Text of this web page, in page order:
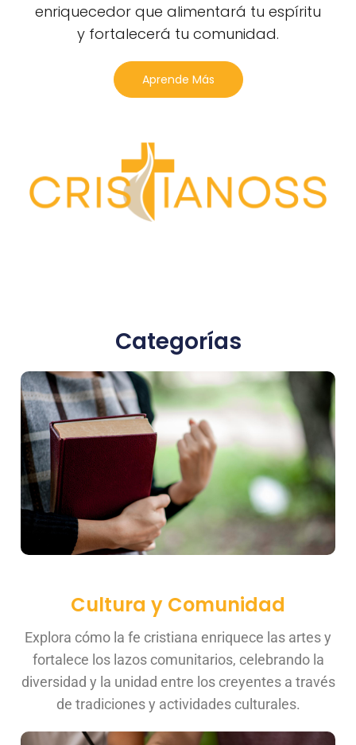
enriquecedor que alimentará tu espíritu
y fortalecerá tu comunidad.
Aprende Más
Categorías
Cultura y Comunidad
Explora cómo la fe cristiana enriquece las artes y
fortalece los lazos comunitarios, celebrando la
diversidad y la unidad entre los creyentes a través
de tradiciones y actividades culturales.